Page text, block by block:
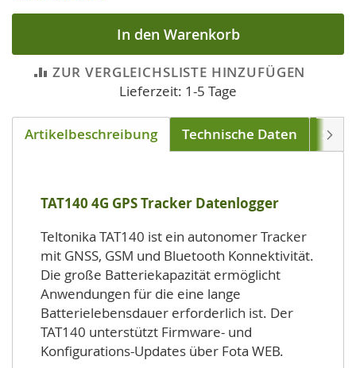
In den Warenkorb
ZUR VERGLEICHSLISTE HINZUFÜGEN
Lieferzeit: 1-5 Tage
Artikelbeschreibung Technische Daten
TAT140 4G GPS Tracker Datenlogger
Teltonika TAT140 ist ein autonomer Tracker
mit GNSS, GSM und Bluetooth Konnektivität.
Die große Batteriekapazität ermöglicht
Anwendungen für die eine lange
Batterielebensdauer erforderlich ist. Der
TAT140 unterstützt Firmware- und
Konfigurations-Updates über Fota WEB.